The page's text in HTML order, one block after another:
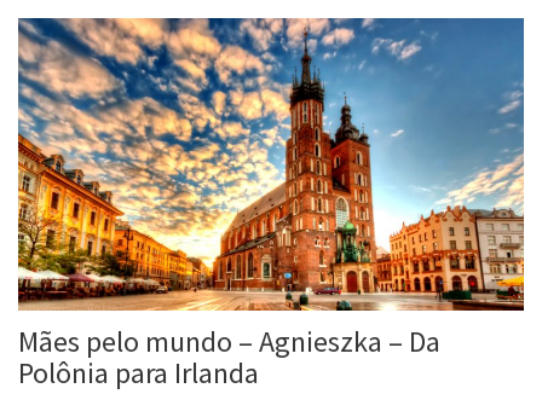
Mães pelo mundo – Agnieszka – Da
Polônia para Irlanda